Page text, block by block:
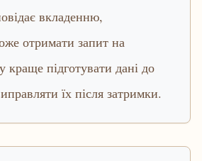
вкладенню,
отримати запит на
краще підготувати дані до
їх після затримки.